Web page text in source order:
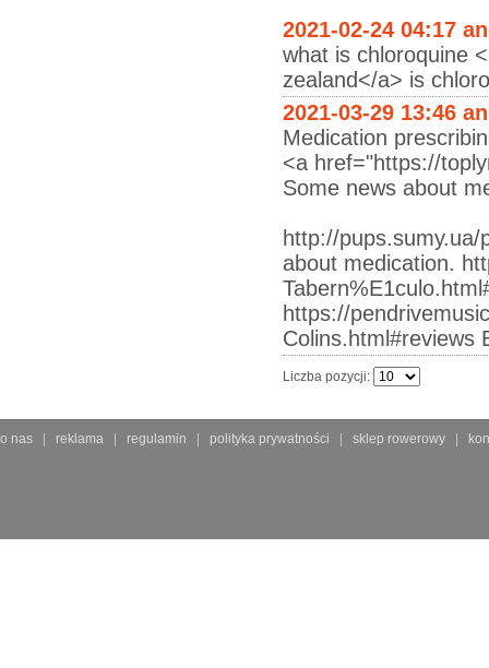
2021-02-24 04:17
what is chloroquine
zealand</a> is
2021-03-29 13:46
Medication
<a href="https://
Some news about
http://
about medication.
https://
Colins.html#reviews
Liczba pozycji:
o nas reklama regulamin polityka prywatności sklep rowerowy